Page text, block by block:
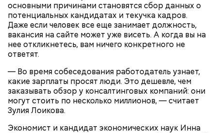
основными причинами становятся сбор данных о
потенциальных кандидатах и текучка кадров.
Даже если человек все еще занимает должность,
вакансия на сайте может уже висеть. А когда вы на
нее откликнетесь, вам ничего конкретного не
ответят.
— Во время собеседования работодатель узнает,
какие зарплаты просят люди. Это дешевле, чем
заказывать обзор у консалтинговых компаний: они
могут стоить по несколько миллионов, — считает
Зулия Лоикова.
Экономист и кандидат экономических наук Инна
— Курица сначала обжаривается с небольшим
количеством масла и лука на сковороде. Затем ее
кладем кабачки, нарезанные крупным кубиком, —